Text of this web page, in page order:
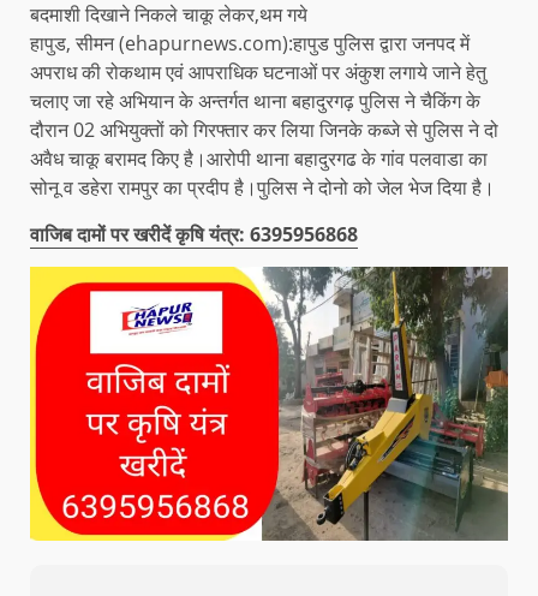
बदमाशी दिखाने निकले चाकू लेकर,थम गये
हापुड, सीमन (ehapurnews.com):हापुड पुलिस द्वारा जनपद में
अपराध की रोकथाम एवं आपराधिक घटनाओं पर अंकुश लगाये जाने हेतु
चलाए जा रहे अभियान के अन्तर्गत थाना बहादुरगढ़ पुलिस ने चैकिंग के
दौरान 02 अभियुक्तों को गिरफ्तार कर लिया जिनके कब्जे से पुलिस ने दो
अवैध चाकू बरामद किए है।आरोपी थाना बहादुरगढ के गांव पलवाडा का
सोनू व डहेरा रामपुर का प्रदीप है।पुलिस ने दोनो को जेल भेज दिया है।
वाजिब दामों पर खरीदें कृषि यंत्र: 6395956868